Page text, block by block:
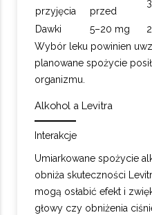
przyjęcia
przed
Dawki 5–20 mg
Wybór leku powinien
planowane spożycie
organizmu.
Alkohol a Levitra
Interakcje
Umiarkowane spożycie
obniża skuteczności
mogą osłabić efekt i
głowy czy obniżenia